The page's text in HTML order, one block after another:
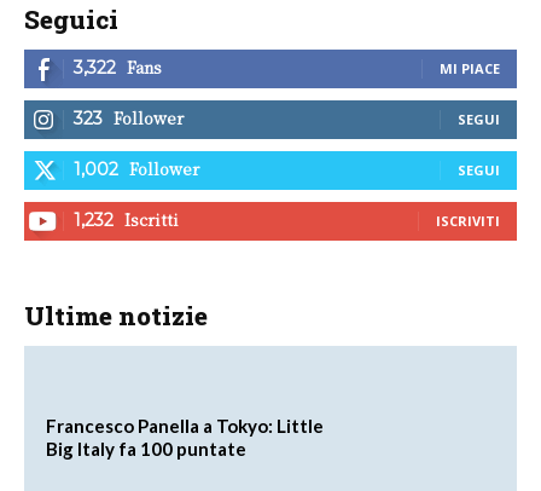
Seguici
3,322 Fans MI PIACE
323 Follower SEGUI
1,002 Follower SEGUI
1,232 Iscritti ISCRIVITI
Ultime notizie
Francesco Panella a Tokyo: Little
Big Italy fa 100 puntate